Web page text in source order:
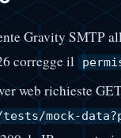
Gravity SMTP
corregge il
web richieste
mock-